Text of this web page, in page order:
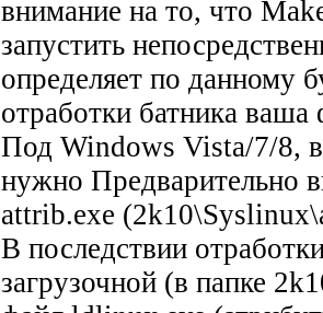
внимание на то, что
запустить
определяет по данному
отработки батника
Под Windows Vista/7/8, в
нужно Предварительно
attrib.exe
В последствии
загрузочной (в папке